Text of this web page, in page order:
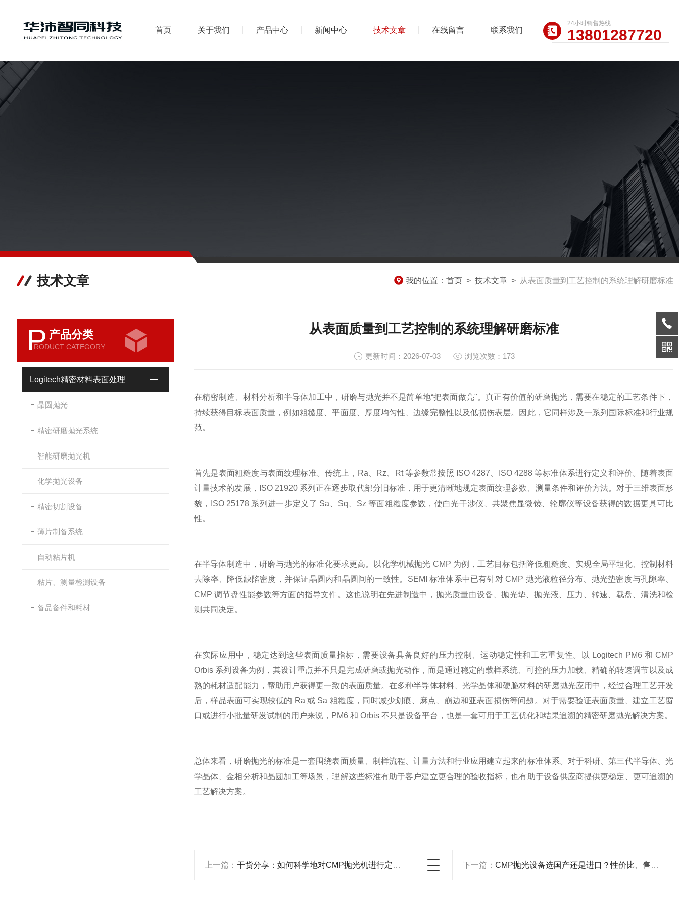
首页 关于我们 产品中心 新闻中心 技术文章 在线留言 联系我们
24小时销售热线
13801287720
技术文章 我的位置： 首页 > 技术文章 > 从表面质量到工艺控制的系统理解研磨标准
P 产品分类
RODUCT CATEGORY
Logitech精密材料表面处理
晶圆抛光
精密研磨抛光系统
智能研磨抛光机
化学抛光设备
精密切割设备
薄片制备系统
自动粘片机
粘片、测量检测设备
备品备件和耗材
从表面质量到工艺控制的系统理解研磨标准
更新时间：2026-07-03 浏览次数：173
在精密制造、材料分析和半导体加工中，研磨与抛光并不是简单地“把表面做亮"。真正有价值的研磨抛光，需要在稳定的工艺条件下，
持续获得目标表面质量，例如粗糙度、平面度、厚度均匀性、边缘完整性以及低损伤表层。因此，它同样涉及一系列国际标准和行业规
范。
首先是表面粗糙度与表面纹理标准。传统上，Ra、Rz、Rt 等参数常按照 ISO 4287、ISO 4288 等标准体系进行定义和评价。随着表面
计量技术的发展，ISO 21920 系列正在逐步取代部分旧标准，用于更清晰地规定表面纹理参数、测量条件和评价方法。对于三维表面形
貌，ISO 25178 系列进一步定义了 Sa、Sq、Sz 等面粗糙度参数，使白光干涉仪、共聚焦显微镜、轮廓仪等设备获得的数据更具可比
性。
在半导体制造中，研磨与抛光的标准化要求更高。以化学机械抛光 CMP 为例，工艺目标包括降低粗糙度、实现全局平坦化、控制材料
去除率、降低缺陷密度，并保证晶圆内和晶圆间的一致性。SEMI 标准体系中已有针对 CMP 抛光液粒径分布、抛光垫密度与孔隙率、
CMP 调节盘性能参数等方面的指导文件。这也说明在先进制造中，抛光质量由设备、抛光垫、抛光液、压力、转速、载盘、清洗和检
测共同决定。
在实际应用中，稳定达到这些表面质量指标，需要设备具备良好的压力控制、运动稳定性和工艺重复性。以 Logitech PM6 和 CMP
Orbis 系列设备为例，其设计重点并不只是完成研磨或抛光动作，而是通过稳定的载样系统、可控的压力加载、精确的转速调节以及成
熟的耗材适配能力，帮助用户获得更一致的表面质量。在多种半导体材料、光学晶体和硬脆材料的研磨抛光应用中，经过合理工艺开发
后，样品表面可实现较低的 Ra 或 Sa 粗糙度，同时减少划痕、麻点、崩边和亚表面损伤等问题。对于需要验证表面质量、建立工艺窗
口或进行小批量研发试制的用户来说，PM6 和 Orbis 不只是设备平台，也是一套可用于工艺优化和结果追溯的精密研磨抛光解决方案。
总体来看，研磨抛光的标准是一套围绕表面质量、制样流程、计量方法和行业应用建立起来的标准体系。对于科研、第三代半导体、光
学晶体、金相分析和晶圆加工等场景，理解这些标准有助于客户建立更合理的验收指标，也有助于设备供应商提供更稳定、更可追溯的
工艺解决方案。
上一篇： 干货分享：如何科学地对CMP抛光机进行定期维护保养 下一篇：CMP抛光设备选国产还是进口？性价比、售后服务与长期价值深度对比